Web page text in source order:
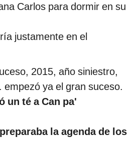
Carlos para dormir en su
justamente en el
2015, año siniestro,
ya el gran suceso.
un té a Can pa'
la agenda de los